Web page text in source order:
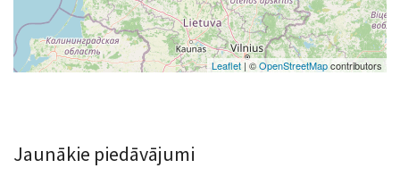
Leaflet | ©OpenStreetMapcontributors
Jaunākie piedāvājumi